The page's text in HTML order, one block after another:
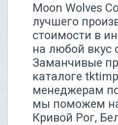
Moon Wolves
лучшего
стоимости в
на любой вкус
Заманчивые
каталоге
менеджерам
мы поможем
Кривой Рог,